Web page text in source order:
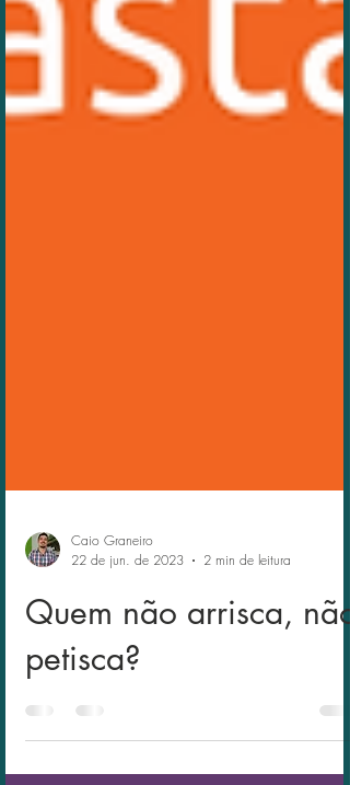
Caio Graneiro
22 de jun. de 2023
2 min de leitura
Quem não arrisca, não
petisca?